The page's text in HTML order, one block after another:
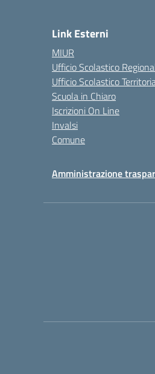
Link Esterni
MIUR
Ufficio Scolastico
Ufficio Scolastico
Scuola in Chiaro
Iscrizioni On Line
Invalsi
Comune
Amministrazione